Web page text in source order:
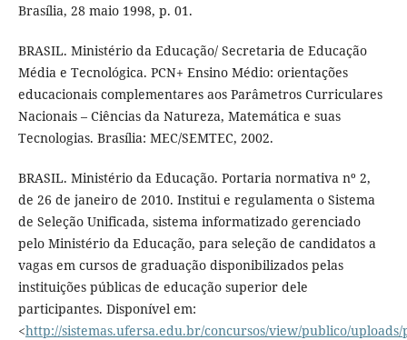
Brasília, 28 maio 1998, p. 01.
BRASIL. Ministério da Educação/ Secretaria de Educação
Média e Tecnológica. PCN+ Ensino Médio: orientações
educacionais complementares aos Parâmetros Curriculares
Nacionais – Ciências da Natureza, Matemática e suas
Tecnologias. Brasília: MEC/SEMTEC, 2002.
BRASIL. Ministério da Educação. Portaria normativa nº 2,
de 26 de janeiro de 2010. Institui e regulamenta o Sistema
de Seleção Unificada, sistema informatizado gerenciado
pelo Ministério da Educação, para seleção de candidatos a
vagas em cursos de graduação disponibilizados pelas
instituições públicas de educação superior dele
participantes. Disponível em:
<http://sistemas.ufersa.edu.br/concursos/view/publico/